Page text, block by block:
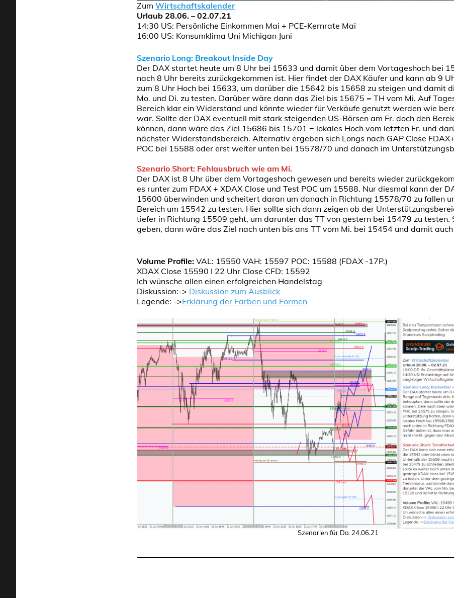
Zum Wirtschaftskalender
Urlaub 28.06. – 02.07.21
14:30 US: Persönliche Einkommen Mai + PCE-Kernrate Mai
16:00 US: Konsumklima Uni Michigan Juni
Szenario Long: Breakout Inside Day
Der DAX startet heute um 8 Uhr bei 15633 und damit über dem Vortageshoch bei
nach 8 Uhr bereits zurückgekommen ist. Hier findet der DAX Käufer und kann ab 9
zum 8 Uhr Hoch bei 15633, um darüber die 15642 bis 15658 zu steigen und damit
Mo. und Di. zu testen. Darüber wäre dann das Ziel bis 15675 = TH vom Mi. Auf
Bereich klar ein Widerstand und könnte wieder für Verkäufe genutzt werden wie
war. Sollte der DAX eventuell mit stark steigenden US-Börsen am Fr. doch den
können, dann wäre das Ziel 15686 bis 15701 = lokales Hoch vom letzten Fr. und
nächster Widerstandsbereich. Alternativ ergeben sich Longs nach GAP Close
POC bei 15588 oder erst weiter unten bei 15578/70 und danach im
Szenario Short: Fehlausbruch wie am Mi.
Der DAX ist 8 Uhr über dem Vortageshoch gewesen und bereits wieder
es runter zum FDAX + XDAX Close und Test POC um 15588. Nur diesmal kann der
15600 überwinden und scheitert daran um danach in Richtung 15578/70 zu fallen
Bereich um 15542 zu testen. Hier sollte sich dann zeigen ob der
tiefer in Richtung 15509 geht, um darunter das TT von gestern bei 15479 zu testen.
geben, dann wäre das Ziel nach unten bis ans TT vom Mi. bei 15454 und damit auch
Volume Profile: VAL: 15550 VAH: 15597 POC: 15588 (FDAX -17P.)
XDAX Close 15590 I 22 Uhr Close CFD: 15592
Ich wünsche allen einen erfolgreichen Handelstag
Diskussion:-> Diskussion zum Ausblick
Legende: ->Erklärung der Farben und Formen
Szenarien für Do. 24.06.21